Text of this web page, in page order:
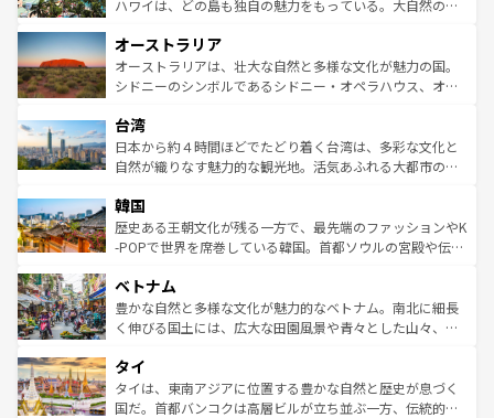
西部には大自然が広がり、グランドキャニオンやイエロー
部のニューオーリンズでは、音楽と美食が融合した独特の
文化が魅力。旅行者はアメリカの各地域で異なる魅力を楽
しみながら、その多様性と豊かな歴史を感じることができ
ならではの贅沢な旅のスタイルだ。 なお、新着のアメリカ
情報はコンテンツ一覧を参照してほしい。
ハワイは、どの島も独自の魅力をもっている。大自然の神
ワイ島は見逃せない。また、定番の観光地といえばオアフ
島だが、静かな自然を求めるならマウイ島やカウアイ島が
おすすめ。エメラルドグリーンに輝く海をはじめ、豊かな
れるおもてなしの心で訪れる人々を迎えてくれるハワイの
人々、おいしいローカルフードやハワイアンミュージッ
ク、伝統的なフラダンスなど、すべてがハワイの魅力を彩
ワイを、存分に味わってほしい。 なお、新着のハワイ情報
はコンテンツ一覧を参照してほしい。
オーストラリア
オーストラリアは、壮大な自然と多様な文化が魅力の国。
シドニーのシンボルであるシドニー・オペラハウス、オー
リアリーフや大陸中央部にそびえるウルル（エアーズロッ
ク）、タスマニアの美しい原生林やケアンズの熱帯雨林な
ど、見どころがたくさん。また、カフェやワイン、オージ
いる。アクティビティも充実しており、サーフィンやダイ
ビング、ハイキングなど、アウトドア好きにはたまらな
い。オーストラリアの多彩な魅力を存分に味わいつくそ
参照してほしい。
台湾
日本から約４時間ほどでたどり着く台湾は、多彩な文化と
自然が織りなす魅力的な観光地。活気あふれる大都市の台
ン）、静ひつな山岳地帯である台湾東部など、都市の喧騒
と山間の静けさが共存しており、訪れる人に新しい発見と
驚きをもたらしてくれる。また、奥深い台湾の食文化も魅
容にもいいと評判のスイーツなど、バラエティ豊かな料理
が味わえる。 なお、新着の台湾情報は コンテンツ一覧を参
照してほしい。
韓国
歴史ある王朝文化が残る一方で、最先端のファッションやK
-POPで世界を席巻している韓国。首都ソウルの宮殿や伝統
き、地方に足を延ばせば四季折々の自然美を楽しむことが
できる。そして、キムチや焼肉、絶品のストリートフード
まで、さまざまな韓国料理が待っている。夜には、韓国な
リティに包まれながら、韓国の多彩な魅力を心ゆくまで味
わってみてほしい。 なお、新着の韓国情報はコンテンツ一
覧を参照してほしい。
ベトナム
豊かな自然と多様な文化が魅力的なベトナム。南北に細長
く伸びる国土には、広大な田園風景や青々とした山々、世
急速な発展と共に伝統が息づく。ハノイの古い町並みやホ
ーチミン市のフランス統治時代の建物も、独特の雰囲気を
醸し出している。また、バラエティの豊かさとおいしさで
タイ
タイは、東南アジアに位置する豊かな自然と歴史が息づく
国だ。首都バンコクは高層ビルが立ち並ぶ一方、伝統的な